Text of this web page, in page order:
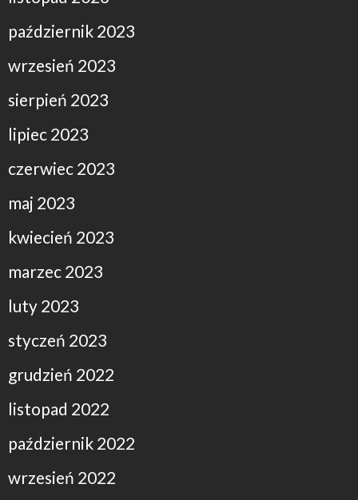
październik 2023
wrzesień 2023
sierpień 2023
lipiec 2023
czerwiec 2023
maj 2023
kwiecień 2023
marzec 2023
luty 2023
styczeń 2023
grudzień 2022
listopad 2022
październik 2022
wrzesień 2022